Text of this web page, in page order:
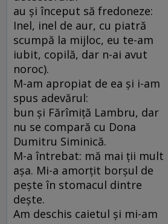
au și început să fredoneze:
Inel, inel de aur, cu piatră
scumpă la mijloc, eu te-am
iubit, copilă, dar n-ai avut
noroc).
M-am apropiat de ea și i-am
spus adevărul:
bun și Fărîmiță Lambru, dar
nu se compară cu Dona
Dumitru Siminică.
M-a întrebat: mă mai ții mult
așa. Mi-a amorțit borșul de
pește în stomacul dintre
dește.
Am deschis caietul și mi-am